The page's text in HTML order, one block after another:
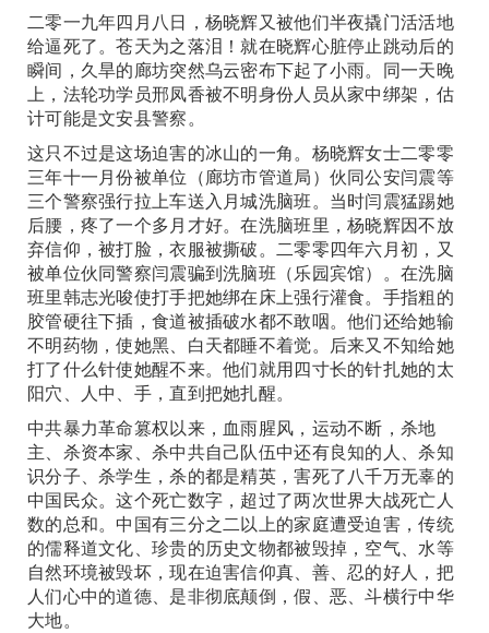
二零一九年四月八日，杨晓辉又被他们半夜撬门活活地
给逼死了。苍天为之落泪！就在晓辉心脏停止跳动后的
瞬间，久旱的廊坊突然乌云密布下起了小雨。同一天晚
上，法轮功学员邢凤香被不明身份人员从家中绑架，估
计可能是文安县警察。
这只不过是这场迫害的冰山的一角。杨晓辉女士二零零
三年十一月份被单位（廊坊市管道局）伙同公安闫震等
三个警察强行拉上车送入月城洗脑班。当时闫震猛踢她
后腰，疼了一个多月才好。在洗脑班里，杨晓辉因不放
弃信仰，被打脸，衣服被撕破。二零零四年六月初，又
被单位伙同警察闫震骗到洗脑班（乐园宾馆）。在洗脑
班里韩志光唆使打手把她绑在床上强行灌食。手指粗的
胶管硬往下插，食道被插破水都不敢咽。他们还给她输
不明药物，使她黑、白天都睡不着觉。后来又不知给她
打了什么针使她醒不来。他们就用四寸长的针扎她的太
阳穴、人中、手，直到把她扎醒。
中共暴力革命篡权以来，血雨腥风，运动不断，杀地
主、杀资本家、杀中共自己队伍中还有良知的人、杀知
识分子、杀学生，杀的都是精英，害死了八千万无辜的
中国民众。这个死亡数字，超过了两次世界大战死亡人
数的总和。中国有三分之二以上的家庭遭受迫害，传统
的儒释道文化、珍贵的历史文物都被毁掉，空气、水等
自然环境被毁坏，现在迫害信仰真、善、忍的好人，把
人们心中的道德、是非彻底颠倒，假、恶、斗横行中华
大地。